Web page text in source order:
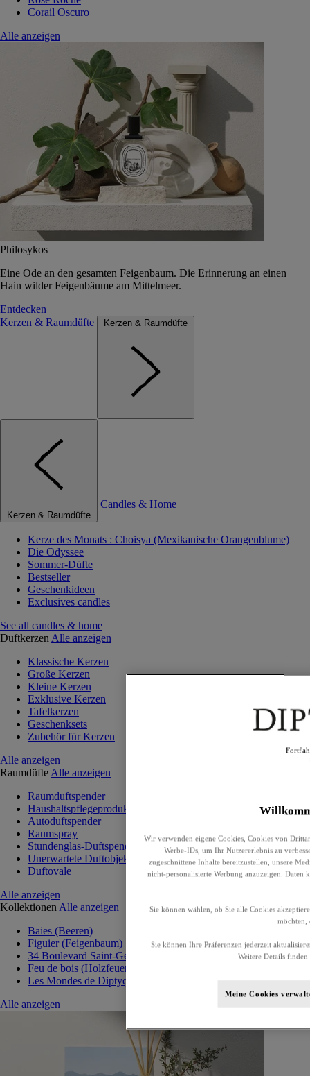
Corail Oscuro
Alle anzeigen
Philosykos
Eine Ode an den gesamten Feigenbaum. Die Erinnerung an einen
Hain wilder Feigenbäume am Mittelmeer.
Entdecken
Kerzen & Raumdüfte
Kerzen & Raumdüfte
Kerzen & Raumdüfte
Candles & Home
Kerze des Monats : Choisya (Mexikanische Orangenblume)
Die Odyssee
Sommer-Düfte
Bestseller
Geschenkideen
Exclusives candles
See all candles & home
Duftkerzen Alle anzeigen
Klassische Kerzen
Große Kerzen
Kleine Kerzen
Exklusive Kerzen
Tafelkerzen
Geschenksets
Zubehör für Kerzen
Alle anzeigen
Raumdüfte Alle anzeigen
Raumduftspender
Haushaltspflegeprodukte
Autoduftspender
Raumspray
Stundenglas-Duftspender
Unerwartete Duftobjekte
Duftovale
Alle anzeigen
Kollektionen Alle anzeigen
Baies (Beeren)
Figuier (Feigenbaum)
34 Boulevard Saint-Germain
Feu de bois (Holzfeuer)
Les Mondes de Diptyque
Alle anzeigen
Wir verwenden eigene Cookies, Cookies von
Werbe-IDs, um Ihr Nutzererlebnis zu
zugeschnittene Inhalte bereitzustellen, unsere
nicht-personalisierte Werbung anzuzeigen.
Sie können wählen, ob Sie alle Cookies
möchten,
Sie können Ihre Präferenzen jederzeit
Weitere Details
Meine Cookies